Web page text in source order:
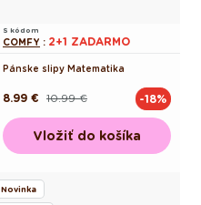
S kódom
COMFY : 2+1 ZADARMO
Pánske slipy Matematika
Pôvodná10.99 €
Akciová
8.99 € -18%
Vložiť do košíka
Novinka